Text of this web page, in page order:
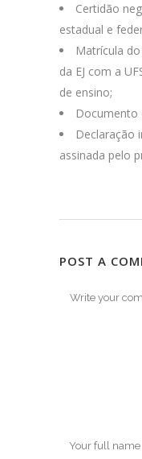
Certidão
estadual e
Matrícula
da EJ com a
de ensino;
Documento
Declaração
assinada pelo
POST A